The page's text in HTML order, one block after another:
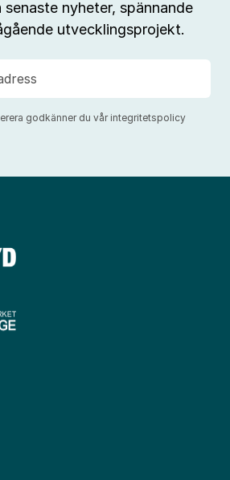
senaste nyheter, spännande
utvecklingsprojekt.
godkänner du vår integritetspolicy